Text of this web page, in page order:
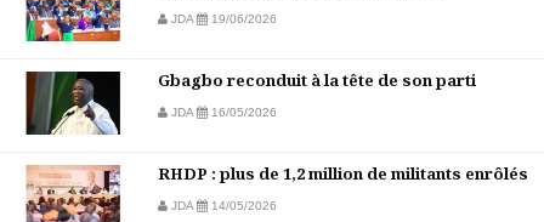
JDA 19/06/2026
Gbagbo reconduit à la tête de son parti
JDA 16/05/2026
RHDP : plus de 1,2 million de militants enrôlés
JDA 14/05/2026